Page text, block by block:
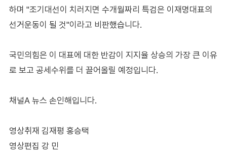
하며 "조기대선이 치러지면 수개월짜리 특검은 이재명대표의
선거운동이 될 것"이라고 비판했습니다.
국민의힘은 이 대표에 대한 반감이 지지율 상승의 가장 큰 이유
로 보고 공세수위를 더 끌어올릴 예정입니다.
채널A 뉴스 손인해입니다.
영상취재 김재평 홍승택
영상편집 강 민